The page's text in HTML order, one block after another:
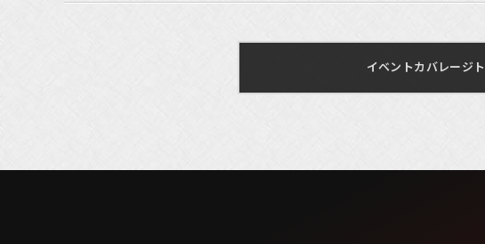
イベントカバレージ